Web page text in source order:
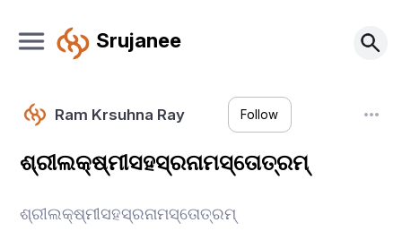
Srujanee
Ram Krsuhna Ray Follow
ଶ୍ରୀଲକ୍ଷ୍ମୀସହସ୍ରନାମସ୍ତୋତ୍ରମ୍
ଶ୍ରୀଲକ୍ଷ୍ମୀସହସ୍ରନାମସ୍ତୋତ୍ରମ୍